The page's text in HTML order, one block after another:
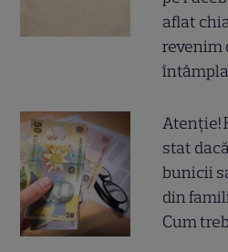
aflat
revenim
Atenție!
stat
bunicii
din
Cum